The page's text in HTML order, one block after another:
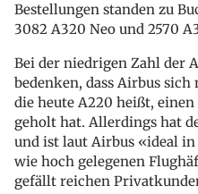
Bestellungen standen zu
3082 A320 Neo und 2570
Bei der niedrigen Zahl der
bedenken, dass Airbus
die heute A220 heißt,
geholt hat. Allerdings hat
und ist laut Airbus «ideal
wie hoch gelegenen
gefällt reichen